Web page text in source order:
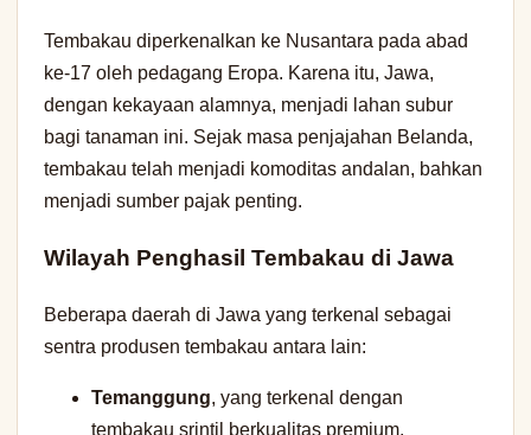
Tembakau diperkenalkan ke Nusantara pada abad
ke-17 oleh pedagang Eropa. Karena itu, Jawa,
dengan kekayaan alamnya, menjadi lahan subur
bagi tanaman ini. Sejak masa penjajahan Belanda,
tembakau telah menjadi komoditas andalan, bahkan
menjadi sumber pajak penting.
Wilayah Penghasil Tembakau di Jawa
Beberapa daerah di Jawa yang terkenal sebagai
sentra produsen tembakau antara lain:
Temanggung, yang terkenal dengan
tembakau srintil berkualitas premium.